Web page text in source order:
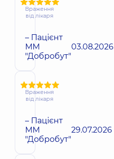
Враження
від лікаря
– Пацієнт
ММ
"Добробут"
03.08.2026
Враження
від лікаря
– Пацієнт
ММ
"Добробут"
29.07.2026